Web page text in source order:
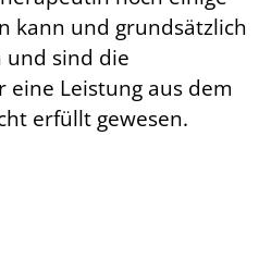
kann und grundsätzlich
und sind die
eine Leistung aus dem
erfüllt gewesen.